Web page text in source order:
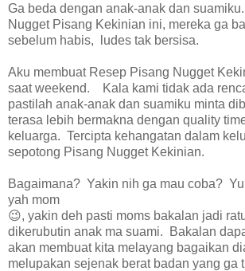
Ga beda dengan anak-anak dan
Nugget Pisang Kekinian ini, mereka ga
sebelum habis, ludes tak bersisa.
Aku membuat Resep Pisang Nugget
saat weekend. Kala kami tidak ada
pastilah anak-anak dan suamiku minta
terasa lebih bermakna dengan quality
keluarga. Tercipta kehangatan dalam
sepotong Pisang Nugget Kekinian.
Bagaimana? Yakin nih ga mau coba?
yah mom
😉, yakin deh pasti moms bakalan jadi
dikerubutin anak ma suami. Bakalan
akan membuat kita melayang bagaikan
melupakan sejenak berat badan yang ga